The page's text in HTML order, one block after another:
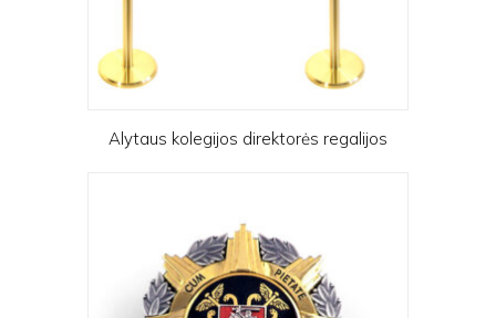
Alytaus kolegijos direktorės regalijos